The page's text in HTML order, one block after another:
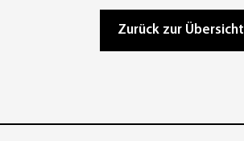
Zurück zur Übersicht